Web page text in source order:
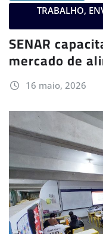
TRABALHO,
SENAR
mercado de
16 maio, 2026